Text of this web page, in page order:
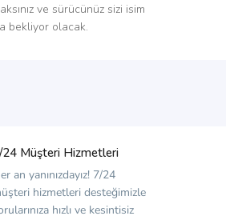
ve sürücünüz sizi isim
bekliyor olacak.
24 Müşteri Hizmetleri
an yanınızdayız! 7/24
hizmetleri desteğimizle
hızlı ve kesintisiz